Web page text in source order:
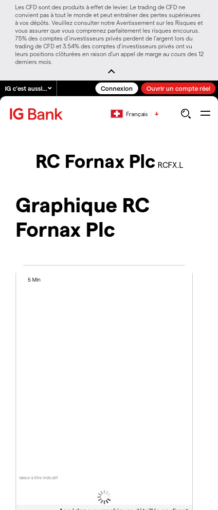
Les CFD sont des produits à effet de levier. Le trading de CFD ne
convient pas à tout le monde et peut entraîner des pertes supérieures
à vos dépôts. Veuillez consulter notre Avertissement sur les Risques et
vous assurer que vous comprenez parfaitement les risques encourus.
75% des comptes d’investisseurs privés perdent de l’argent lors du
trading de CFD et 3.54% des comptes d’investisseurs privés ont vu
leurs positions clôturées en raison d’un appel de marge au cours des 12
derniers mois.
IG c'est aussi… Connexion Ouvrir un compte réel
Français
RC Fornax Plc RCFX.L
Graphique RC
Fornax Plc
Valeur à titre indicatif
5 Min